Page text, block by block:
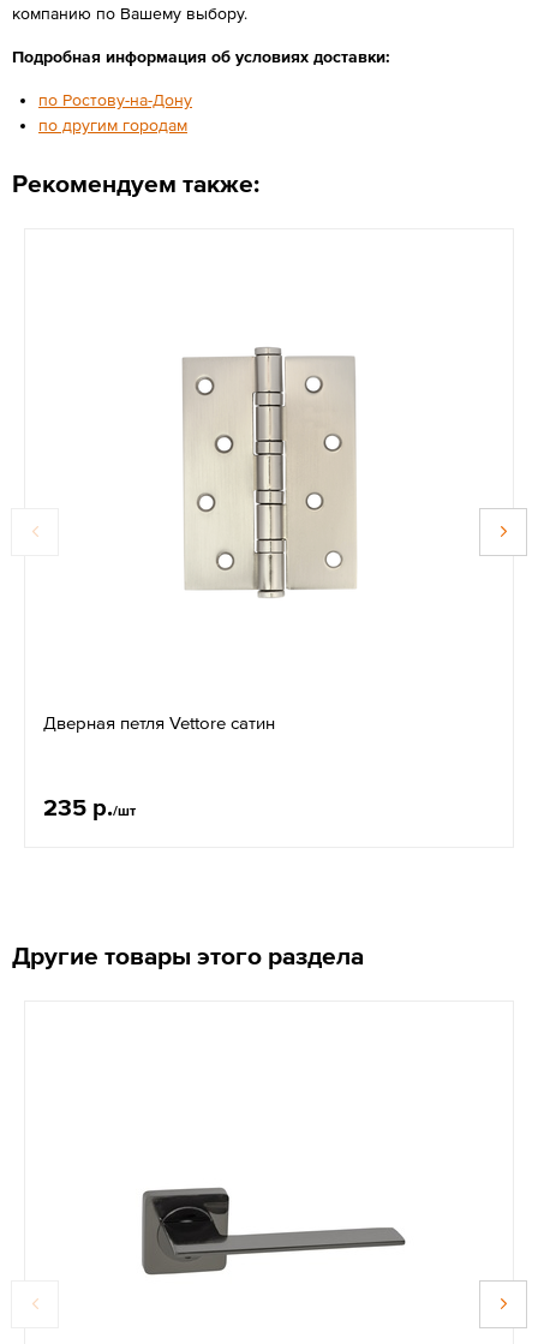
компанию по Вашему выбору.
Подробная информация об условиях доставки:
по Ростову-на-Дону
по другим городам
Рекомендуем также:
Дверная петля Vettore сатин
235 р./шт
Другие товары этого раздела